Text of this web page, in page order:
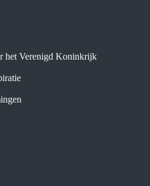
het Verenigd Koninkrijk